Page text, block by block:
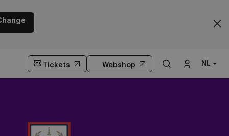
Tickets Webshop NL